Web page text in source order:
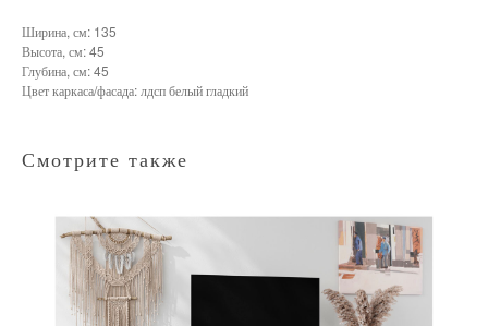
Ширина, см: 135
Высота, см: 45
Глубина, см: 45
Цвет каркаса/фасада: лдсп белый гладкий
Смотрите также